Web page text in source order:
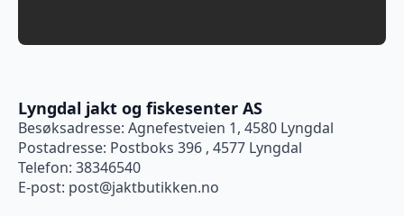
Lyngdal jakt og fiskesenter AS
Besøksadresse: Agnefestveien 1, 4580 Lyngdal
Postadresse: Postboks 396 , 4577 Lyngdal
Telefon: 38346540
E-post: post@jaktbutikken.no